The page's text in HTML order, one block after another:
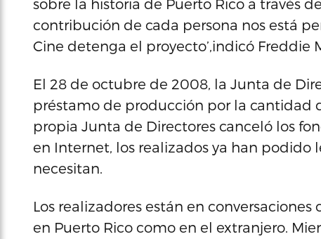
sobre la historia de Puerto Rico a través
contribución de cada persona nos está
Cine detenga el proyecto’,indicó
El 28 de octubre de 2008, la Junta de
préstamo de producción por la cantidad
propia Junta de Directores canceló los
en Internet, los realizados ya han podido
necesitan.
Los realizadores están en
en Puerto Rico como en el extranjero.